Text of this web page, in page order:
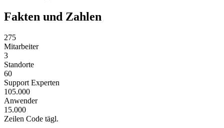
Fakten und Zahlen
275
Mitarbeiter
3
Standorte
60
Support Experten
105.000
Anwender
15.000
Zeilen Code tägl.